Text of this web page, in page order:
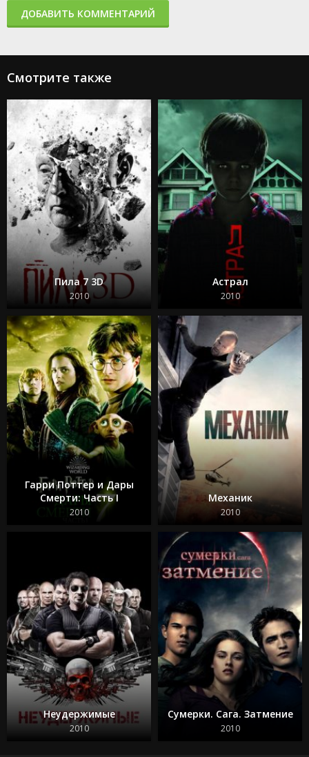
ДОБАВИТЬ КОММЕНТАРИЙ
Смотрите также
Пила 7 3D
2010
Астрал
2010
Гарри Поттер и Дары
Смерти: Часть I
2010
Механик
2010
Неудержимые
2010
Сумерки. Сага. Затмение
2010